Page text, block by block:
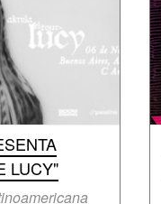
LUCY"